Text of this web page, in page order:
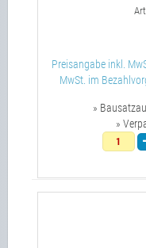
Preisangabe inkl.
MwSt. im
»
»